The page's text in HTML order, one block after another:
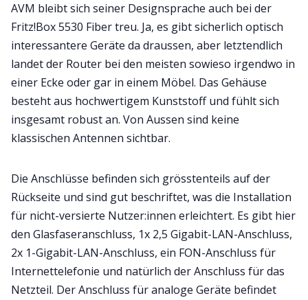
AVM bleibt sich seiner Designsprache auch bei der
Fritz!Box 5530 Fiber treu. Ja, es gibt sicherlich optisch
interessantere Geräte da draussen, aber letztendlich
landet der Router bei den meisten sowieso irgendwo in
einer Ecke oder gar in einem Möbel. Das Gehäuse
besteht aus hochwertigem Kunststoff und fühlt sich
insgesamt robust an. Von Aussen sind keine
klassischen Antennen sichtbar.
Die Anschlüsse befinden sich grösstenteils auf der
Rückseite und sind gut beschriftet, was die Installation
für nicht-versierte Nutzer:innen erleichtert. Es gibt hier
den Glasfaseranschluss, 1x 2,5 Gigabit-LAN-Anschluss,
2x 1-Gigabit-LAN-Anschluss, ein FON-Anschluss für
Internettelefonie und natürlich der Anschluss für das
Netzteil. Der Anschluss für analoge Geräte befindet